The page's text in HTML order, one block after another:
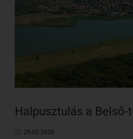
Halpusztulás a Belső-
29.05.2026